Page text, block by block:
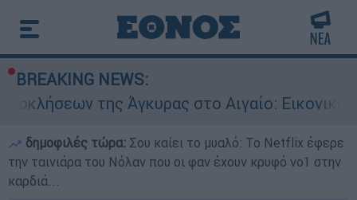
BREAKING NEWS:
Άγκυρας στο Αιγαίο: Εικονική αερομαχία
δημοφιλές τώρα: Σου καίει το μυαλό: Το Netflix έφερε
την ταινιάρα του Νόλαν που οι φαν έχουν κρυφό νο1 στην
καρδιά...